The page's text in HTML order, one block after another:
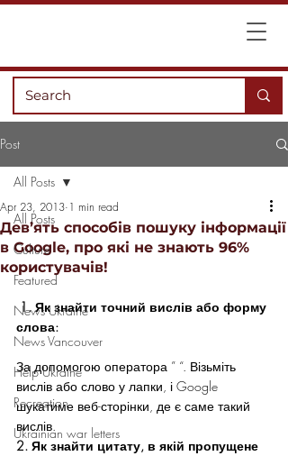
Post
All Posts
Culture
Featured
News Ukraine
News Vancouver
Help Ukraine
Recreation
Ukrainian war letters
All Posts
Дев’ять способів пошуку інформації
в Google, про які не знають 96%
користувачів!
Apr 23, 2013 1 min read
1. Як знайти точний вислів або форму
слова:
За допомогою оператора ” “. Візьміть
вислів або слово у лапки, і Google
шукатиме веб-сторінки, де є саме такий
вислів.
2. Як знайти цитату, в якій пропущене